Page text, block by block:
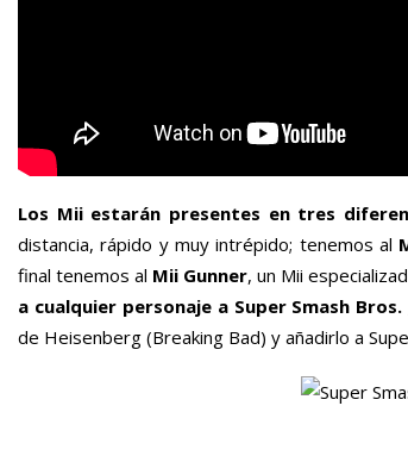
Los Mii estarán presentes en tres
distancia, rápido y muy intrépido; tenemos al
final tenemos al Mii Gunner, un Mii
a cualquier personaje a Super Smash Bros.
de Heisenberg (Breaking Bad) y añadirlo a